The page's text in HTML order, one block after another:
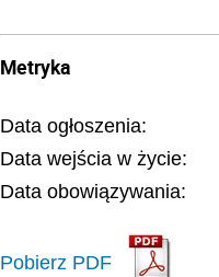
Metryka
Data ogłoszenia:
Data wejścia w życie:
Data obowiązywania:
Pobierz PDF